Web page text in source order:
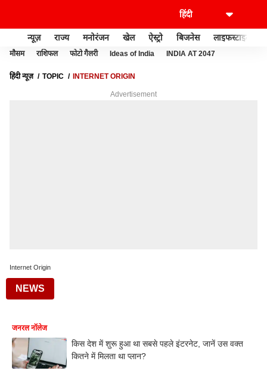
न्यूज़ राज्य मनोरंजन खेल ऐस्ट्रो बिजनेस लाइफस्टाइल
मौसम राशिफल फोटो गैलरी Ideas of India INDIA AT 2047
हिंदी न्यूज़ TOPIC INTERNET ORIGIN
Advertisement
Internet Origin
NEWS
जनरल नॉलेज
किस देश‌ में शुरू हुआ था सबसे पहले इंटरनेट, जानें उस वक्त
कितने में मिलता था प्लान?